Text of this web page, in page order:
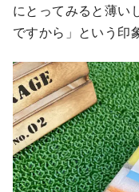
にとってみると薄い
ですから」という印